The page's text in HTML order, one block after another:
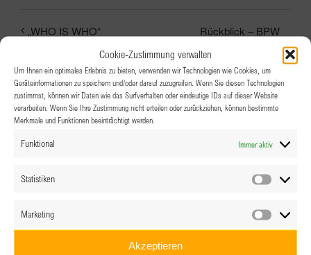
Cookie-Zustimmung verwalten
Um Ihnen ein optimales Erlebnis zu bieten, verwenden wir Technologien wie Cookies, um
Geräteinformationen zu speichern und/oder darauf zuzugreifen. Wenn Sie diesen Technologien
zustimmst, können wir Daten wie das Surfverhalten oder eindeutige IDs auf dieser Website
verarbeiten. Wenn Sie Ihre Zustimmung nicht erteilen oder zurückziehen, können bestimmte
Merkmale und Funktionen beeinträchtigt werden.
Funktional Immer aktiv
Statistiken
Marketing
Akzeptieren
„WHO IS WHO“
Rückblick – BPW
Geburtstag – Frauen
stärken Frauen
Details